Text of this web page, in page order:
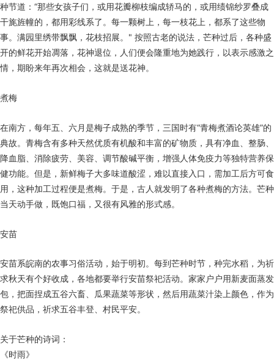
种节道：“那些女孩子们，或用花瓣柳枝编成轿马的，或用绩锦纱罗叠成
干旄旌幢的，都用彩线系了。每一颗树上，每一枝花上，都系了这些物
事。满园里绣带飘飘，花枝招展。" 按照古老的说法，芒种过后，各种盛
开的鲜花开始凋落，花神退位，人们便会隆重地为她践行，以表示感激之
情，期盼来年再次相会，这就是送花神。
煮梅
在南方，每年五、六月是梅子成熟的季节，三国时有“青梅煮酒论英雄”的
典故。青梅含有多种天然优质有机酸和丰富的矿物质，具有净血、整肠、
降血脂、消除疲劳、美容、调节酸碱平衡，增强人体免疫力等独特营养保
健功能。但是，新鲜梅子大多味道酸涩，难以直接入口，需加工后方可食
用，这种加工过程便是煮梅。于是，古人就发明了各种煮梅的方法。芒种
当天动手做，既饱口福，又很有风雅的形式感。
安苗
安苗系皖南的农事习俗活动，始于明初。每到芒种时节，种完水稻，为祈
求秋天有个好收成，各地都要举行安苗祭祀活动。家家户户用新麦面蒸发
包，把面捏成五谷六畜、瓜果蔬菜等形状，然后用蔬菜汁染上颜色，作为
祭祀供品，祈求五谷丰登、村民平安。
关于芒种的诗词：
《时雨》